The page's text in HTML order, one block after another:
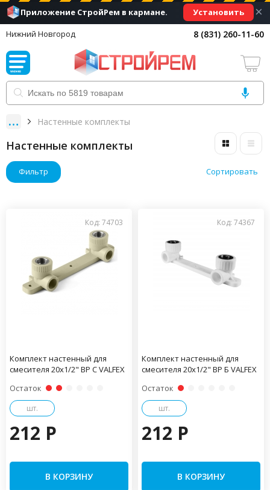
Приложение СтройРем в кармане. Установить ×
Нижний Новгород 8 (831) 260-11-60
Настенные комплекты
Настенные комплекты
Фильтр Сортировать
Код: 74703
Комплект настенный для
смесителя 20х1/2" ВР С VALFEX
Остаток
шт.
212 P
В КОРЗИНУ
Код: 74367
Комплект настенный для
смесителя 20х1/2" ВР Б VALFEX
Остаток
шт.
212 P
В КОРЗИНУ